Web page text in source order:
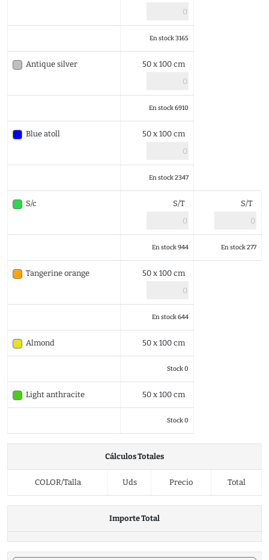
En stock 3165
Antique silver 50 x 100 cm
En stock 6910
Blue atoll 50 x 100 cm
En stock 2347
S/c S/T S/T
En stock 944 En stock 277
Tangerine orange 50 x 100 cm
En stock 644
Almond 50 x 100 cm
Stock 0
Light anthracite 50 x 100 cm
Stock 0
Cálculos Totales
COLOR/Talla Uds Precio Total
Importe Total